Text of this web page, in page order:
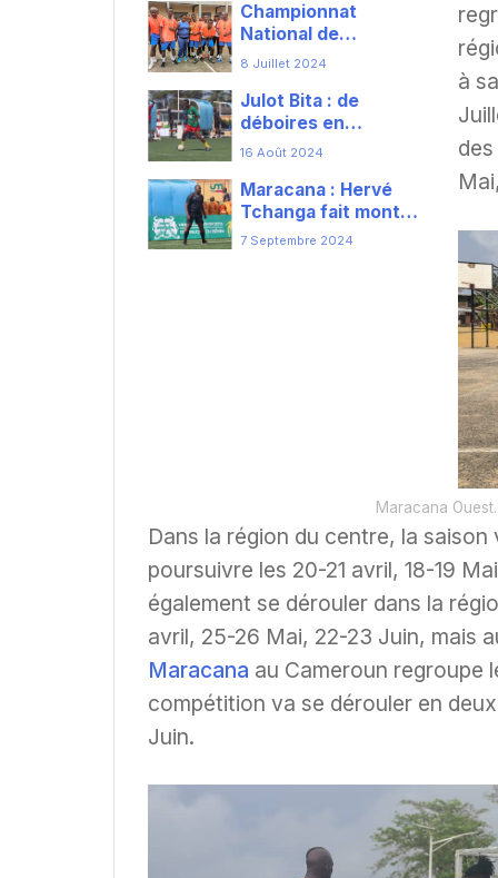
Championnat
National de
Maracana :Loum
sacré champion
départemental
8 Juillet 2024
Julot Bita : de
déboires en
consécration
16 Août 2024
Maracana : Hervé
Tchanga fait monter
le Cameroun en
7 Septembre 2024
à
Maracana
Dans la région du centre, la saison
poursuivre les 20-21 avril, 18-19
également se dérouler dans la
avril, 25-26 Mai, 22-23 Juin, mais
Maracana au Cameroun regroupe
compétition va se dérouler en
Juin.